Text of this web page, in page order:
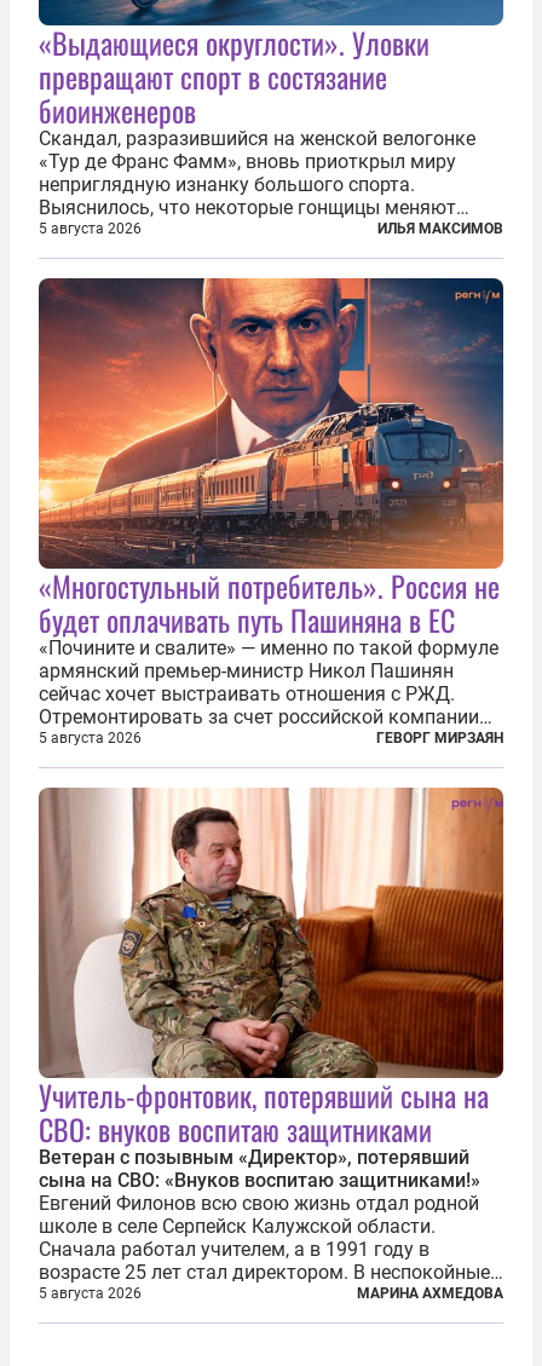
«Выдающиеся округлости». Уловки
превращают спорт в состязание
биоинженеров
Скандал, разразившийся на женской велогонке
«Тур де Франс Фамм», вновь приоткрыл миру
неприглядную изнанку большого спорта.
Выяснилось, что некоторые гонщицы меняют
размер груди ради улучшения аэродинамики. За
фасадом труда, мастерства, упорства и
благородства, которые мы привыкли
ассоциировать с...
5 августа 2026 ИЛЬЯ МАКСИМОВ
«Многостульный потребитель». Россия не
будет оплачивать путь Пашиняна в ЕС
«Почините и свалите» — именно по такой формуле
армянский премьер-министр Никол Пашинян
сейчас хочет выстраивать отношения с РЖД.
Отремонтировать за счет российской компании
железнодорожную инфраструктуру в районе
прохождения TRIPP (коридора, который должен
связать Азербайджан и Турцию через...
5 августа 2026 ГЕВОРГ МИРЗАЯН
Учитель-фронтовик, потерявший сына на
СВО: внуков воспитаю защитниками
Ветеран с позывным «Директор», потерявший
сына на СВО: «Внуков воспитаю защитниками!»
Евгений Филонов всю свою жизнь отдал родной
школе в селе Серпейск Калужской области.
Сначала работал учителем, а в 1991 году в
возрасте 25 лет стал директором. В неспокойные
90-е он сумел спасти школу от закрытия и со
временем сделал ее лучшей в районе. В 2023 году
5 августа 2026 МАРИНА АХМЕДОВА